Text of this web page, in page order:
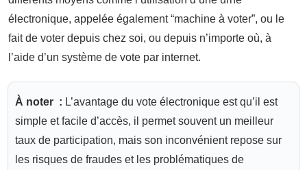
électronique, appelée également “machine à voter”, ou le
fait de voter depuis chez soi, ou depuis n’importe où, à
l’aide d’un système de vote par internet.
À noter : L’avantage du vote électronique est qu’il est
simple et facile d’accès, il permet souvent un meilleur
taux de participation, mais son inconvénient repose sur
les risques de fraudes et les problématiques de